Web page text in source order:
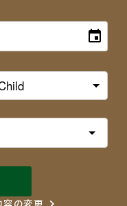
つろぎ、心に残る旅へ